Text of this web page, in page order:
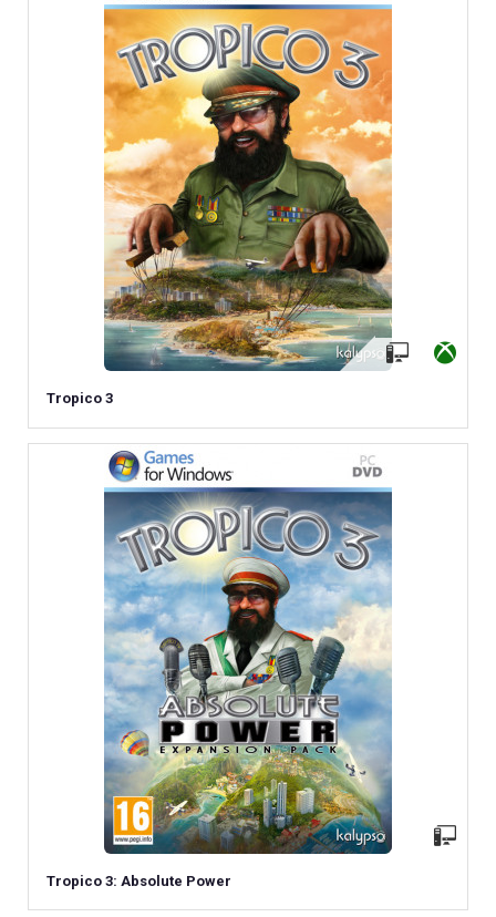
Tropico 3
Tropico 3: Absolute Power